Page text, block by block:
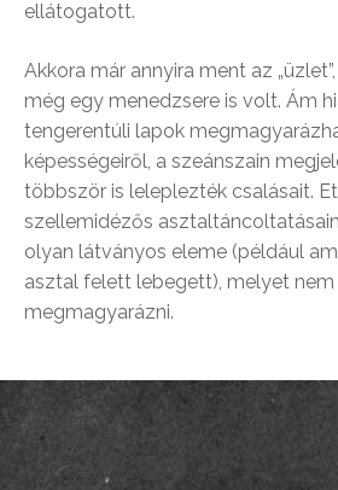
ellátogatott.
Akkora már annyira ment az
még egy menedzsere is volt. Ám
tengerentúli lapok
képességeiről, a szeánszain
többször is leleplezték csalásait.
szellemidézős
olyan látványos eleme (például
asztal felett lebegett), melyet
megmagyarázni.